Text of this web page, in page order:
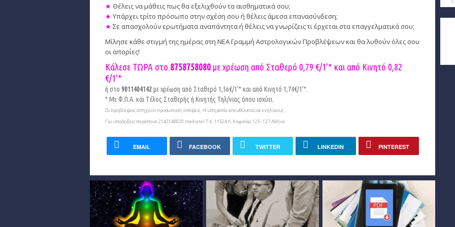
★ Θέλεις να μάθεις πως θα εξελιχθούν τα αισθηματικά σου;
★ Υπάρχει τρίτο πρόσωπο στην σχέση σου ή θέλεις άμεσα επανασύνδεση;
★ Σε απασχολούν ερωτήματα αναπάντητα ή θέλεις να γνωρίζεις τι έρχεται στα επαγγελματικά σου;
Μίλησε κάθε στιγμή της ημέρας στη ΝΕΑ Γραμμή Αστρολογικών Προβλέψεων και θα λυθούν όλες σου
οι απορίες!
Κάλεσε ΤΩΡΑ στο 8758758080 με χρέωση από Σταθερό 0,79 €/1'* και από Κινητό 0,82
€/1'*
ή στο 9011404142με χρέωση από Σταθερό 1,56€/1’* και από Κινητό 1,74€/1’*.
* Με Φ.Π.Α. και Tέλος Σταθερής ή Κινητής Τηλ/νιας όπου ισχύει.
Οι προβλέψεις απηχούν προσωπικές απόψεις. Η υπηρεσία απευθύνεται σε ενηλίκους.
Για υποδείξεις παράπονα 2142148020 mediatel Τ.Κ. 11524 Λ. Κηφισίας 125- 127 Αθήνα
EMAIL FACEBOOK TWITTER LINKEDIN PINTEREST